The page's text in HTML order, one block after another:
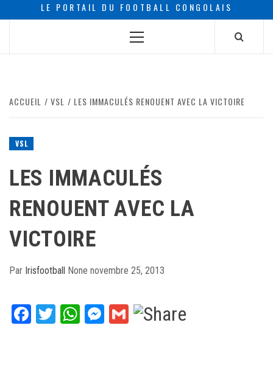
LE PORTAIL DU FOOTBALL CONGOLAIS
Menu
ACCUEIL VSL LES IMMACULÉS RENOUENT AVEC LA VICTOIRE
VSL
LES IMMACULÉS
RENOUENT AVEC LA
VICTOIRE
Par Irisfootball None novembre 25, 2013
Facebook
TwitterWhatsApp
Messenger
Gmail